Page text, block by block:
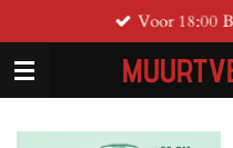
direct
naar
de
Voor 18:00